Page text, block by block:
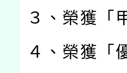
３、榮獲「
４、榮獲「